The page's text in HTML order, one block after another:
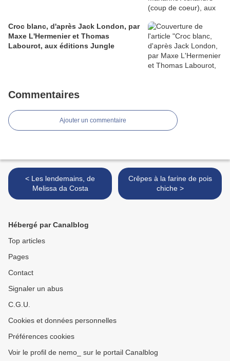
Croc blanc, d'après Jack London, par
Maxe L'Hermenier et Thomas
Labourot, aux éditions Jungle
Commentaires
Ajouter un commentaire
< Les lendemains, de
Melissa da Costa
Crêpes à la farine de pois
chiche >
Hébergé par Canalblog
Top articles
Pages
Contact
Signaler un abus
C.G.U.
Cookies et données personnelles
Préférences cookies
Voir le profil de nemo_ sur le portail Canalblog